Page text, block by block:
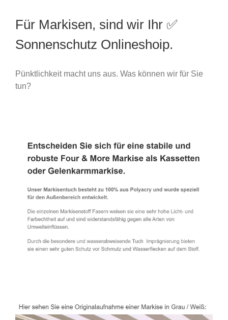
Für Markisen, sind wir Ihr ✅
Sonnenschutz Onlineshoip.
Pünktlichkeit macht uns aus. Was können wir für Sie
tun?